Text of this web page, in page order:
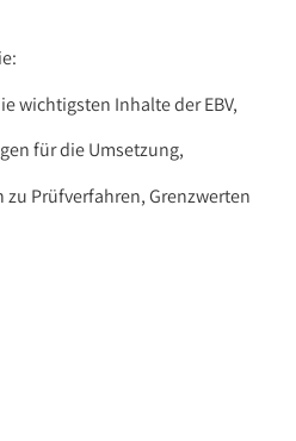
wichtigsten Inhalte der EBV,
für die Umsetzung,
Prüfverfahren, Grenzwerten